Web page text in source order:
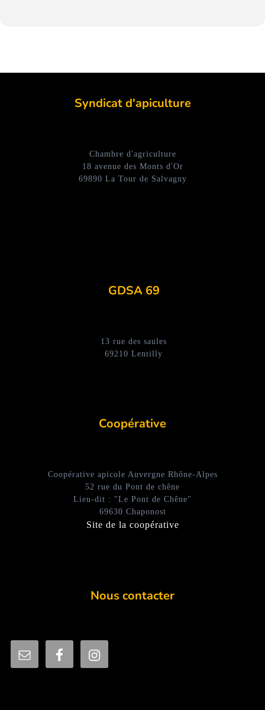
Syndicat d'apiculture
Chambre d'agriculture
18 avenue des Monts d'Or
69890 La Tour de Salvagny
GDSA 69
13 rue des saules
69210 Lentilly
Coopérative
Coopérative apicole Auvergne Rhône-Alpes
52 rue du Pont de chêne
Lieu-dit : "Le Pont de Chêne"
69630 Chaponost
Site de la coopérative
Nous contacter